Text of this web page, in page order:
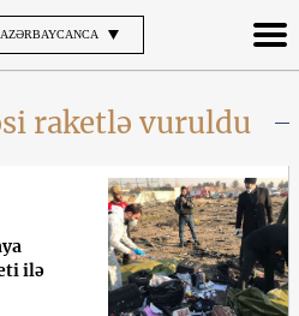
AZƏRBAYCANCA
raketlə vuruldu
ilə